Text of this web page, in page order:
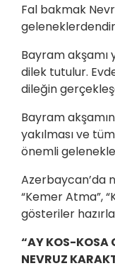
Fal bakmak
Bayram akşamı
dilek tutulur.
dileğin
Bayram
yakılması ve
önemli
Azerbaycan’da
“Kemer Atma”,
gösteriler
“AY KOS-KOSA
NEVRUZ